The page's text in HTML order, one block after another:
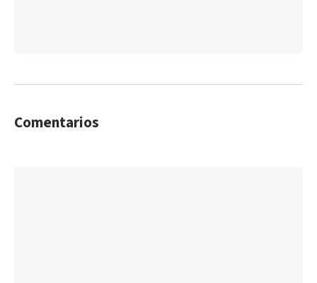
Comentarios